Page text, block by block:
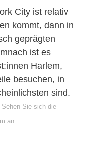
City ist relativ
kommt, dann in
geprägten
ist es
Harlem,
besuchen, in
sind.
Sehen Sie sich die
an